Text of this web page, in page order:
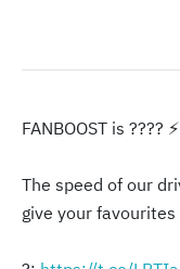
FANBOOST is ???? ⚡️
The speed of our
give your